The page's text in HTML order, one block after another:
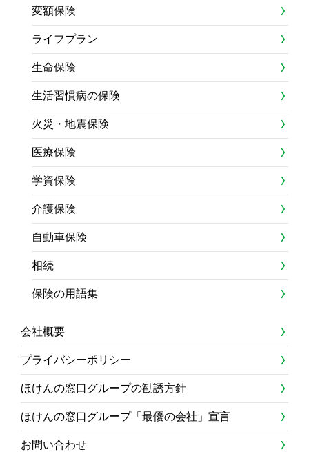
変額保険
ライフプラン
生命保険
生活習慣病の保険
火災・地震保険
医療保険
学資保険
介護保険
自動車保険
相続
保険の用語集
会社概要
プライバシーポリシー
ほけんの窓口グループの勧誘方針
ほけんの窓口グループ「最優の会社」宣言
お問い合わせ